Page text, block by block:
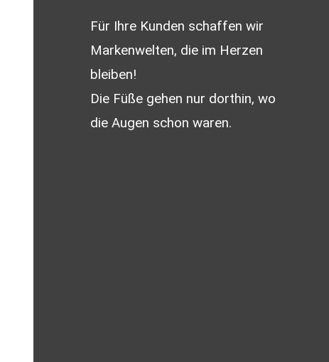
Für Ihre Kunden schaffen wir
Markenwelten, die im Herzen
bleiben!
Die Füße gehen nur dorthin, wo
die Augen schon waren.